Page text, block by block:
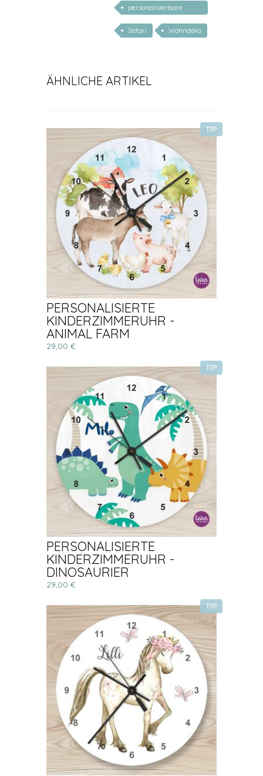
personalisierbare
geschenke zur geburt
Safari
Wohndeko
ÄHNLICHE ARTIKEL
TOP
PERSONALISIERTE
KINDERZIMMERUHR -
ANIMAL FARM
29,00 €
TOP
PERSONALISIERTE
KINDERZIMMERUHR -
DINOSAURIER
29,00 €
TOP